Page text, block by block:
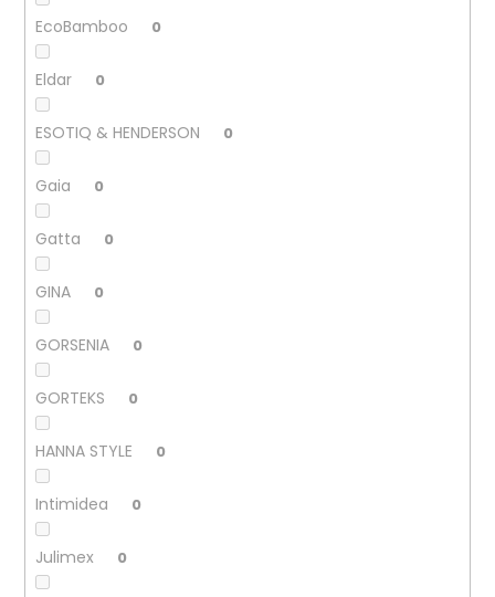
EcoBamboo 0
Eldar 0
ESOTIQ & HENDERSON 0
Gaia 0
Gatta 0
GINA 0
GORSENIA 0
GORTEKS 0
HANNA STYLE 0
Intimidea 0
Julimex 0